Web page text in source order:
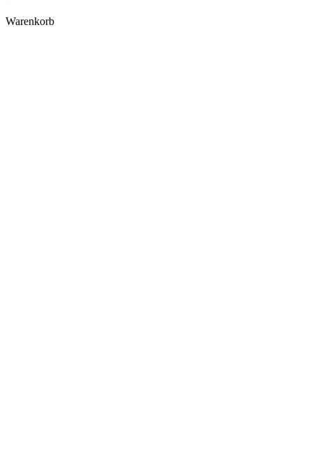
Warenkorb